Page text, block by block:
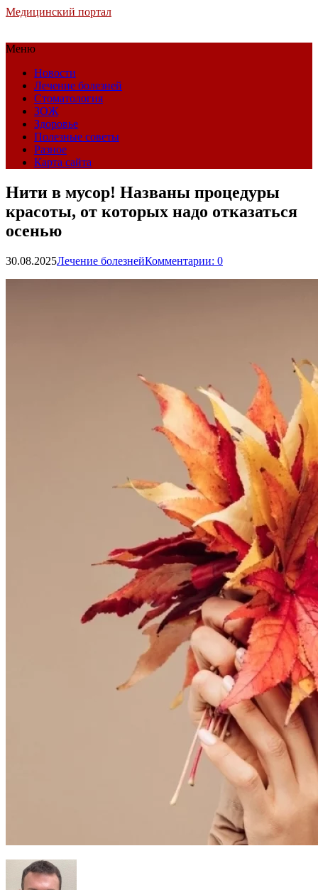
Медицинский портал
Меню
Новости
Лечение болезней
Стоматология
ЗОЖ
Здоровье
Полезные советы
Разное
Карта сайта
Нити в мусор! Названы процедуры
красоты, от которых надо отказаться
осенью
30.08.2025Лечение болезнейКомментарии: 0